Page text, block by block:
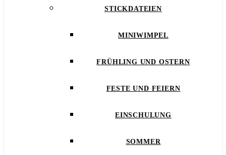
STICKDATEIEN
MINIWIMPEL
FRÜHLING UND OSTERN
FESTE UND FEIERN
EINSCHULUNG
SOMMER